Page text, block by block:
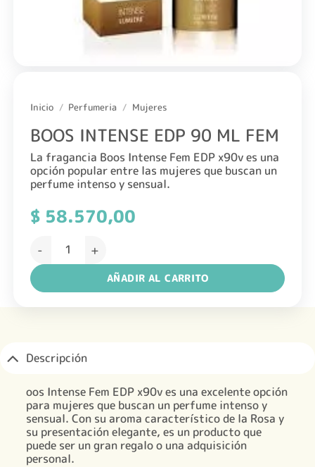
Inicio / Perfumeria / Mujeres
BOOS INTENSE EDP 90 ML FEM
La fragancia Boos Intense Fem EDP x90v es una
opción popular entre las mujeres que buscan un
perfume intenso y sensual.
$58.570,00
BOOS INTENSE EDP 90 ML FEM cantidad
AÑADIR AL CARRITO
Descripción
oos Intense Fem EDP x90v es una excelente opción
para mujeres que buscan un perfume intenso y
sensual. Con su aroma característico de la Rosa y
su presentación elegante, es un producto que
puede ser un gran regalo o una adquisición
personal.